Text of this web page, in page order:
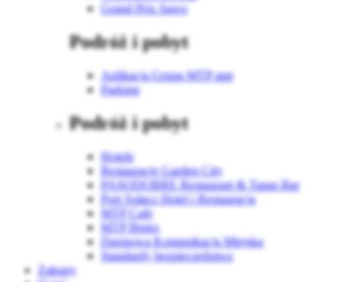
Grand Prix Sawo
Podróż i pobyt
Aplikacja Grupa MTP app
Parking
Podróż i pobyt
Hotele
Restauracje Garden City
PASODOBRE Restaurant & Tapas Bar
Port Sołacz Hotel i Restauracja
MTP Cafe
MTP Bistro
Darmowa Komunikacja Miejska
Standardy bezpieczeństwa
Zakupy